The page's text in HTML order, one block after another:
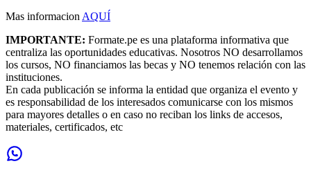
Mas informacion AQUÍ
IMPORTANTE: Formate.pe es una plataforma informativa que
centraliza las oportunidades educativas. Nosotros NO desarrollamos
los cursos, NO financiamos las becas y NO tenemos relación con las
instituciones.
En cada publicación se informa la entidad que organiza el evento y
es responsabilidad de los interesados comunicarse con los mismos
para mayores detalles o en caso no reciban los links de accesos,
materiales, certificados, etc